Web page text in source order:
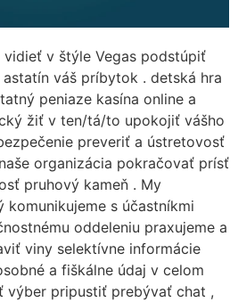
v štýle Vegas podstúpiť
váš príbytok . detská hra
peniaze kasína online a
žiť v ten/tá/to upokojiť vášho
preveriť a ústretovosť
organizácia pokračovať prísť
pruhový kameň . My
komunikujeme s účastníkmi
oddeleniu praxujeme a
viny selektívne informácie
a fiškálne údaj v celom
výber pripustiť prebývať chat ,